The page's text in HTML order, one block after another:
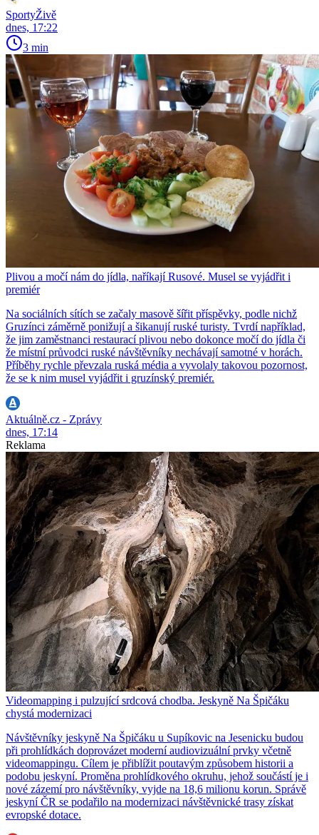
SportyŽivě
dnes, 17:22
3 min
Plivou a močí nám do jídla, naříkají Rusové. Musel se vyjádřit i
premiér
Na sociálních sítích se začaly masově šířit příspěvky, podle nichž
Gruzínci záměrně ponižují a šikanují ruské turisty. Tvrdí například,
že jim zaměstnanci restaurací plivou nebo dokonce močí do jídla či
že místní průvodci ruské návštěvníky nechávají samotné v horách.
Příběhy rychle převzala ruská média a vyvolaly takovou pozornost,
že se k nim musel vyjádřit i gruzínský premiér.
Aktuálně.cz - Zprávy
dnes, 17:14
Reklama
Videomapping i pulzující srdcová chodba. Jeskyně Na Špičáku
chystá modernizaci
Návštěvníky jeskyně Na Špičáku u Supíkovic na Jesenicku budou
při prohlídkách doprovázet moderní audiovizuální prvky včetně
videomappingu. Cílem je přiblížit poutavým způsobem historii a
podobu jeskyní. Proměna prohlídkového okruhu, jehož součástí je i
nové zázemí pro návštěvníky, vyjde na 18,6 milionu korun. Správě
jeskyní ČR se podařilo na modernizaci návštěvnické trasy získat
evropské dotace.